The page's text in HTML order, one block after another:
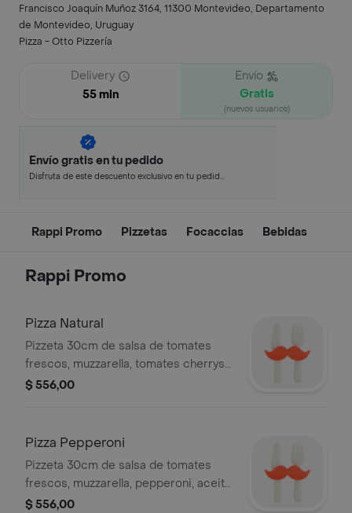
Francisco Joaquín Muñoz 3164, 11300 Montevideo, Departamento
de Montevideo, Uruguay
Pizza - Otto Pizzería
Delivery
55 min
Envío
Gratis
(nuevos usuarios)
Envío gratis en tu pedido
Disfruta de este descuento exclusivo en tu pedido
Rappi Promo Pizzetas Focaccias Bebidas
Rappi Promo
Pizza Natural
Pizzeta 30cm de salsa de tomates
frescos, muzzarella, tomates cherrys,
albahaca fresca, aceite de oliva.
$ 556,00
Pizza Pepperoni
Pizzeta 30cm de salsa de tomates
frescos, muzzarella, pepperoni, aceite
de oliva.
$ 556,00